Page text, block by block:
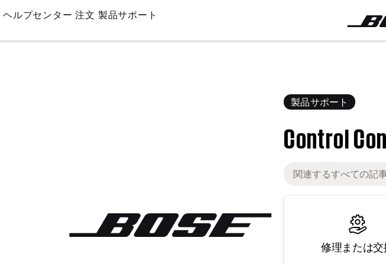
Skip
Main
ヘルプセンター 注文 製品サポート
製品サポート
Control
修理または交